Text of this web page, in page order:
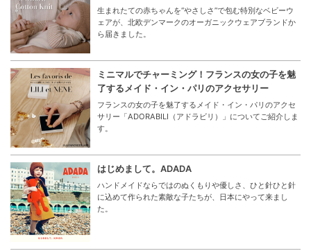
生まれたての赤ちゃんを“やさしさ”で包む特別なベビーウ
ェアが、北欧デンマークのオーガニックウェアブランドか
ら届きました。
ミニマルでチャーミング！フランスの女の子を魅
了するメイド・イン・パリのアクセサリー
フランスの女の子を魅了するメイド・イン・パリのアクセ
サリー「ADORABILI（アドラビリ）」についてご紹介しま
す。
はじめまして。ADADA
ハンドメイドならではのぬくもりや優しさ、ひと針ひと針
に込めて作られた素敵な子たちが、日本にやって来まし
た。